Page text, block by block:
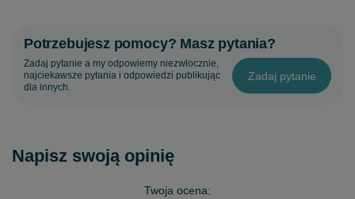
Potrzebujesz pomocy? Masz pytania?
Zadaj pytanie a my odpowiemy niezwłocznie,
najciekawsze pytania i odpowiedzi publikując
dla innych.
Zadaj pytanie
Napisz swoją opinię
Twoja ocena: